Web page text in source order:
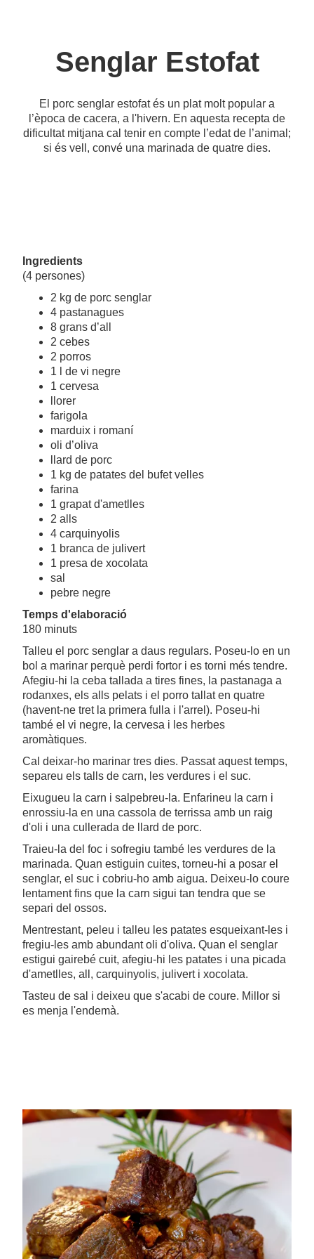
Senglar Estofat
El porc senglar estofat és un plat molt popular a
l’època de cacera, a l'hivern. En aquesta recepta de
dificultat mitjana cal tenir en compte l’edat de l’animal;
si és vell, convé una marinada de quatre dies.
Ingredients
(4 persones)
2 kg de porc senglar
4 pastanagues
8 grans d’all
2 cebes
2 porros
1 l de vi negre
1 cervesa
llorer
farigola
marduix i romaní
oli d’oliva
llard de porc
1 kg de patates del bufet velles
farina
1 grapat d'ametlles
2 alls
4 carquinyolis
1 branca de julivert
1 presa de xocolata
sal
pebre negre
Temps d'elaboració
180 minuts
Talleu el porc senglar a daus regulars. Poseu-lo en un
bol a marinar perquè perdi fortor i es torni més tendre.
Afegiu-hi la ceba tallada a tires fines, la pastanaga a
rodanxes, els alls pelats i el porro tallat en quatre
(havent-ne tret la primera fulla i l'arrel). Poseu-hi
també el vi negre, la cervesa i les herbes
aromàtiques.
Cal deixar-ho marinar tres dies. Passat aquest temps,
separeu els talls de carn, les verdures i el suc.
Eixugueu la carn i salpebreu-la. Enfarineu la carn i
enrossiu-la en una cassola de terrissa amb un raig
d'oli i una cullerada de llard de porc.
Traieu-la del foc i sofregiu també les verdures de la
marinada. Quan estiguin cuites, torneu-hi a posar el
senglar, el suc i cobriu-ho amb aigua. Deixeu-lo coure
lentament fins que la carn sigui tan tendra que se
separi del ossos.
Mentrestant, peleu i talleu les patates esqueixant-les i
fregiu-les amb abundant oli d'oliva. Quan el senglar
estigui gairebé cuit, afegiu-hi les patates i una picada
d'ametlles, all, carquinyolis, julivert i xocolata.
Tasteu de sal i deixeu que s'acabi de coure. Millor si
es menja l'endemà.